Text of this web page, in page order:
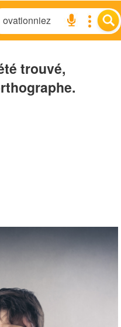
trouvé,